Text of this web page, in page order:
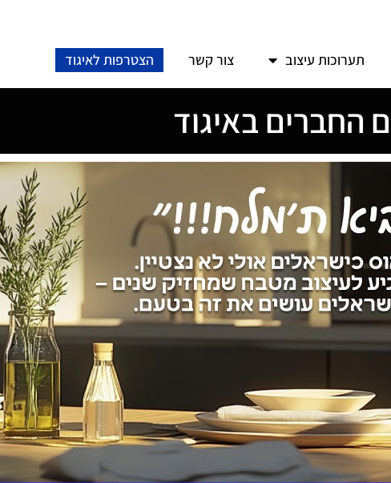
תערוכות עיצוב צור קשר הצטרפות לאיגוד
החברים באיגוד